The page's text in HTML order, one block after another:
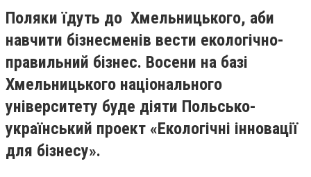
Поляки їдуть до Хмельницького, аби
навчити бізнесменів вести екологічно-
правильний бізнес. Восени на базі
Хмельницького національного
університету буде діяти Польсько-
український проект «Екологічні інновації
для бізнесу».